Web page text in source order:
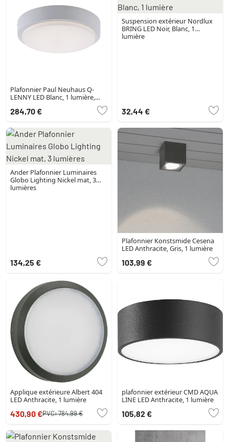
Plafonnier Paul Neuhaus Q-
LENNY LED Blanc, 1 lumière,
Télécommandes, Changeur de
couleurs
284,70 €
Suspension extérieur Nordlux
BRING LED Noir, Blanc, 1
lumière
32,44 €
Ander Plafonnier Luminaires
Globo Lighting Nickel mat, 3
lumières
134,25 €
Plafonnier Konstsmide Cesena
LED Anthracite, Gris, 1 lumière
103,99 €
Applique extérieure Albert 404
LED Anthracite, 1 lumière
430,90 €PVC:784,99 €
plafonnier extérieur CMD AQUA
LINE LED Anthracite, 1 lumière
105,82 €